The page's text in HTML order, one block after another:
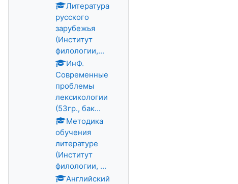
Литература
русского
зарубежья
(Институт
филологии,...
ИнФ.
Современные
проблемы
лексикологии
(53гр., бак...
Методика
обучения
литературе
(Институт
филологии, ...
Английский